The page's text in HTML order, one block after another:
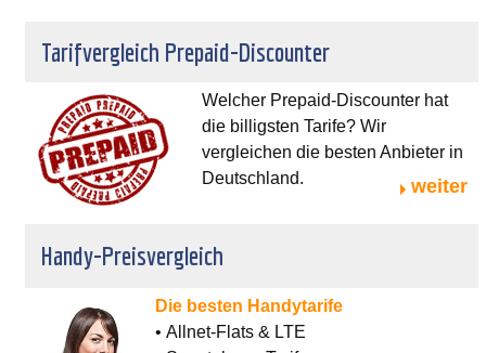
Tarifvergleich Prepaid-Discounter
Welcher Prepaid-Discounter hat
die billigsten Tarife? Wir
vergleichen die besten Anbieter in
Deutschland.
weiter
Handy-Preisvergleich
Die besten Handytarife
• Allnet-Flats & LTE